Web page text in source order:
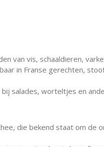
van vis, schaaldieren,
in Franse gerechten,
salades, worteltjes en
die bekend staat om de